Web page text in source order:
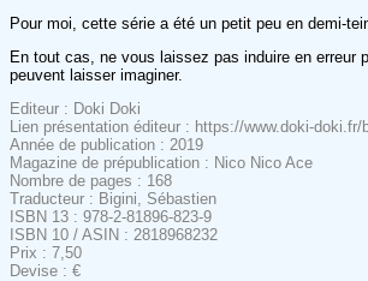
Pour moi, cette série a été un petit peu en demi-
En tout cas, ne vous laissez pas induire en
peuvent laisser imaginer.
Editeur : Doki Doki
Lien présentation éditeur : https://www.doki-
Année de publication : 2019
Magazine de prépublication : Nico Nico Ace
Nombre de pages : 168
Traducteur : Bigini, Sébastien
ISBN 13 : 978-2-81896-823-9
ISBN 10 / ASIN : 2818968232
Prix : 7,50
Devise : €